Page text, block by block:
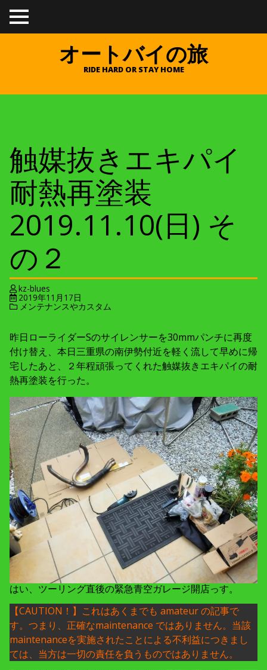
TO
GGL
オートバイの旅
RIDE HARD OR STAY HOME
触媒抜きエキパイ
耐熱再塗装
2019.11.10(日) そ
の２
kz-blues
2019年11月17日
メンテナンスやカスタム
昨日ローライダーSのサイレンサーを30mmパンチに再度
付け替え、本日三重県の南伊勢付近を軽く流して早めに帰
宅したあと、２年程頑張ってくれた触媒抜きエキパイの耐
熱再塗装を行った。
はい、ツーリング直後の緊急青空ガレージ開店っす。
【CAUTION！】これはあくまでも amateur の記事で
す。つまり、正確なmaintenance ではありません。当該
maintenanceを実施されたことによる不利益につきまし
ては、当方は一切の責任を負うものではありません。